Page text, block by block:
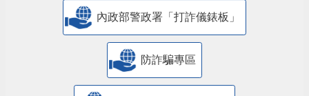
內政部警政署「打詐儀錶板」
防詐騙專區